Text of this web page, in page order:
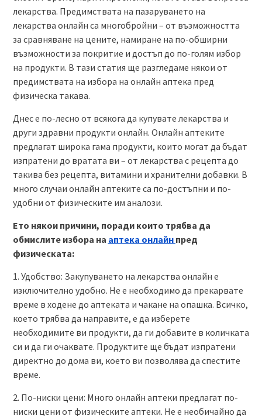
лекарства. Предимствата на пазаруването на
лекарства онлайн са многобройни – от възможността
за сравняване на цените, намиране на по-обширни
възможности за покритие и достъп до по-голям избор
на продукти. В тази статия ще разгледаме някои от
предимствата на избора на онлайн аптека пред
физическа такава.
Днес е по-лесно от всякога да купувате лекарства и
други здравни продукти онлайн. Онлайн аптеките
предлагат широка гама продукти, които могат да бъдат
изпратени до вратата ви – от лекарства с рецепта до
такива без рецепта, витамини и хранителни добавки. В
много случаи онлайн аптеките са по-достъпни и по-
удобни от физическите им аналози.
Ето някои причини, поради които трябва да
обмислите избора на аптека онлайн пред
физическата:
1. Удобство: Закупуването на лекарства онлайн е
изключително удобно. Не е необходимо да прекарвате
време в ходене до аптеката и чакане на опашка. Всичко,
което трябва да направите, е да изберете
необходимите ви продукти, да ги добавите в количката
си и да ги очаквате. Продуктите ще бъдат изпратени
директно до дома ви, което ви позволява да спестите
време.
2. По-ниски цени: Много онлайн аптеки предлагат по-
ниски цени от физическите аптеки. Не е необичайно да